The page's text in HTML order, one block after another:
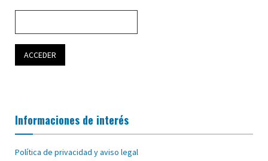
Informaciones de interés
Política de privacidad y aviso legal